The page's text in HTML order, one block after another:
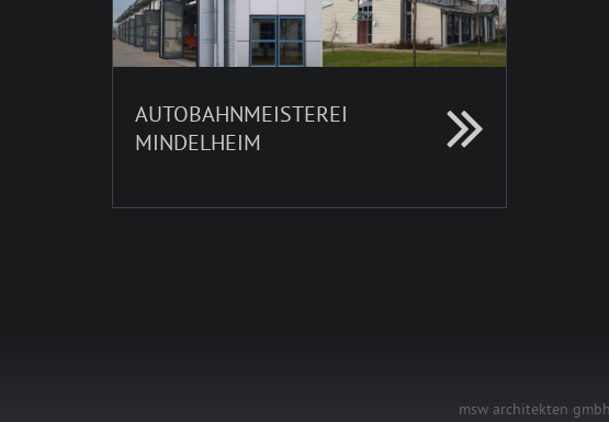
AUTOBAHNMEISTEREI
MINDELHEIM
msw architekten